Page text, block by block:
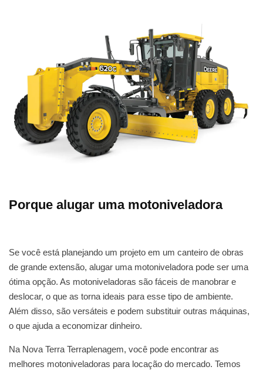
Porque alugar uma motoniveladora
Se você está planejando um projeto em um canteiro de obras
de grande extensão, alugar uma motoniveladora pode ser uma
ótima opção. As motoniveladoras são fáceis de manobrar e
deslocar, o que as torna ideais para esse tipo de ambiente.
Além disso, são versáteis e podem substituir outras máquinas,
o que ajuda a economizar dinheiro.
Na Nova Terra Terraplenagem, você pode encontrar as
melhores motoniveladoras para locação do mercado. Temos